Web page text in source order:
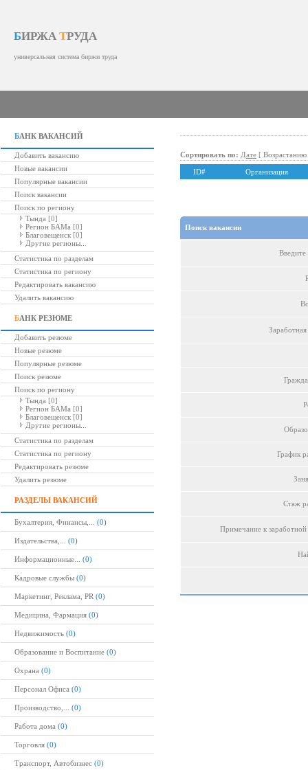
БИРЖА ТРУДА
универсальная система биржи труда
БАНК ВАКАНСИЙ
Добавить вакансию
Новые вакансии
Популярные вакансии
Поиск вакансии
Поиск по региону
Тында [0]
Регион БАМа [0]
Благовещенск [0]
Другие регионы...
Статистика по разделам
Статистика по региону
Редактировать вакансию
Удалить вакансию
БАНК РЕЗЮМЕ
Добавить резюме
Новые резюме
Популярные резюме
Поиск резюме
Поиск по региону
Тында [0]
Регион БАМа [0]
Благовещенск [0]
Другие регионы...
Статистика по разделам
Статистика по региону
Редактировать резюме
Удалить резюме
РАЗДЕЛЫ ВАКАНСИЙ
Бухалтерия, Финансы,... (0)
Издательства,... (0)
Информационные... (0)
Кадровые службы (0)
Маркетинг, Реклама, PR (0)
Медицина, Фармация (0)
Недвижимость (0)
Образование и Воспитание (0)
Охрана (0)
Персонал Офиса (0)
Производство,... (0)
Работа дома (0)
Торговля (0)
Транспорт, Автобизнес (0)
Сортировать по: Дате [ Возрастанию
ID# Организация
Поиск вакансии
Введите
Заработная
График
Стаж
Примечание к заработной